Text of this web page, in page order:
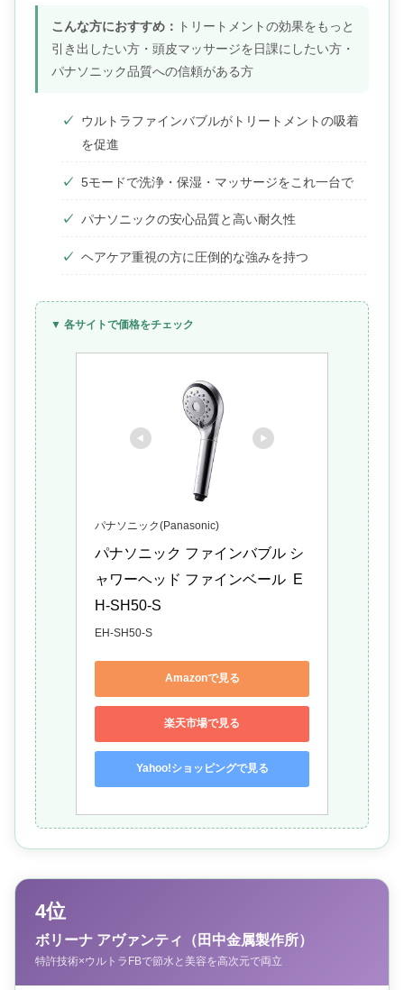
こんな方におすすめ：
トリートメントの効果をもっと
引き出したい方・頭皮マッサージを日課にしたい方・
パナソニック品質への信頼がある方
ウルトラファインバブルがトリートメントの吸着
を促進
5モードで洗浄・保湿・マッサージをこれ一台で
パナソニックの安心品質と高い耐久性
ヘアケア重視の方に圧倒的な強みを持つ
▼ 各サイトで価格をチェック
パナソニック(Panasonic)
パナソニック ファインバブル シ
ャワーヘッド ファインベール  E
H-SH50-S
EH-SH50-S
Amazonで見る
楽天市場で見る
Yahoo!ショッピングで見る
4位
ボリーナ アヴァンティ（田中金属製作所）
特許技術×ウルトラFBで節水と美容を高次元で両立